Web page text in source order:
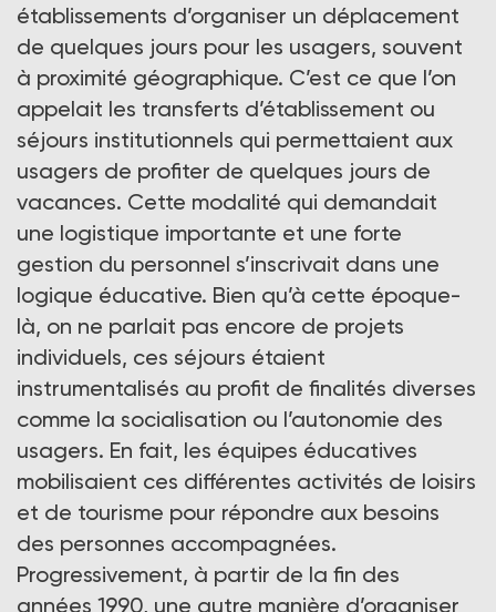
établissements d’organiser un déplacement
de quelques jours pour les usagers, souvent
à proximité géographique. C’est ce que l’on
appelait les transferts d’établissement ou
séjours institutionnels qui permettaient aux
usagers de profiter de quelques jours de
vacances. Cette modalité qui demandait
une logistique importante et une forte
gestion du personnel s’inscrivait dans une
logique éducative. Bien qu’à cette époque-
là, on ne parlait pas encore de projets
individuels, ces séjours étaient
instrumentalisés au profit de finalités diverses
comme la socialisation ou l’autonomie des
usagers. En fait, les équipes éducatives
mobilisaient ces différentes activités de loisirs
et de tourisme pour répondre aux besoins
des personnes accompagnées.
Progressivement, à partir de la fin des
années 1990, une autre manière d’organiser